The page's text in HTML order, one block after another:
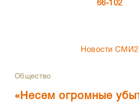
66-102
Новости СМИ2
Общество
«Несем огромные